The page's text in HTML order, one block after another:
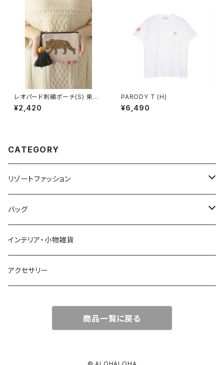
レオパード刺繍ポーチ(S) 東京
かんかん
¥2,420
PARODY T (H)
¥6,490
CATEGORY
リゾートファッション
トップス
ワンピース
オールインワン
バッグ
かごバッグ
ポーチ・クラッチ
インテリア・小物雑貨
アクセサリー
商品一覧に戻る